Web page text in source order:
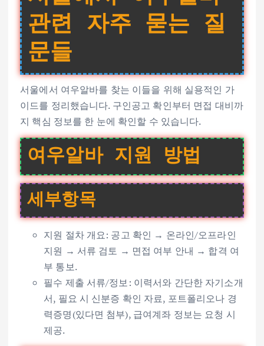
관련 자주 묻는 질
문들
서울에서 여우알바를 찾는 이들을 위해 실용적인 가
이드를 정리했습니다. 구인공고 확인부터 면접 대비까
지 핵심 정보를 한 눈에 확인할 수 있습니다.
여우알바 지원 방법
세부항목
지원 절차 개요: 공고 확인 → 온라인/오프라인
지원 → 서류 검토 → 면접 여부 안내 → 합격 여
부 통보.
필수 제출 서류/정보: 이력서와 간단한 자기소개
서, 필요 시 신분증 확인 자료, 포트폴리오나 경
력증명(있다면 첨부), 급여계좌 정보는 요청 시
제공.